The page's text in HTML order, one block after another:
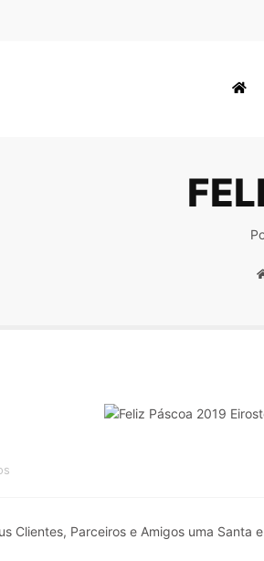
Clientes, Parceiros e Amigos uma Santa